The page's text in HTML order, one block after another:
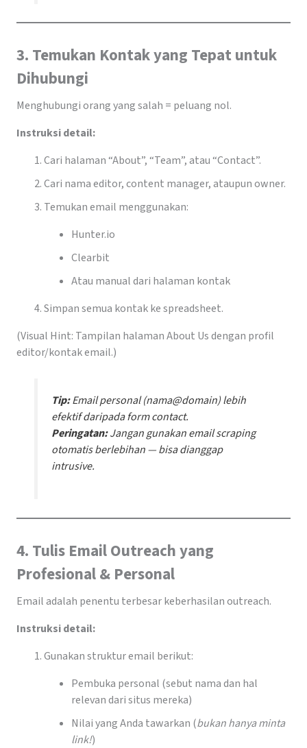
3. Temukan Kontak yang Tepat untuk
Dihubungi
Menghubungi orang yang salah = peluang nol.
Instruksi detail:
Cari halaman “About”, “Team”, atau “Contact”.
Cari nama editor, content manager, ataupun owner.
Temukan email menggunakan:
Hunter.io
Clearbit
Atau manual dari halaman kontak
Simpan semua kontak ke spreadsheet.
(Visual Hint: Tampilan halaman About Us dengan profil
editor/kontak email.)
Tip:Email personal (nama@domain) lebih
efektif daripada form contact.
Peringatan:Jangan gunakan email scraping
otomatis berlebihan — bisa dianggap
intrusive.
4. Tulis Email Outreach yang
Profesional & Personal
Email adalah penentu terbesar keberhasilan outreach.
Instruksi detail:
Gunakan struktur email berikut:
Pembuka personal (sebut nama dan hal
relevan dari situs mereka)
Nilai yang Anda tawarkan (bukan hanya minta
link!)